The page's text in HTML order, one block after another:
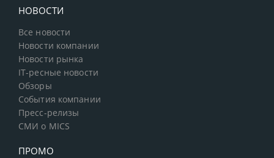
НОВОСТИ
Все новости
Новости компании
Новости рынка
IT-ресные новости
Обзоры
События компании
Пресс-релизы
СМИ о MICS
ПРОМО